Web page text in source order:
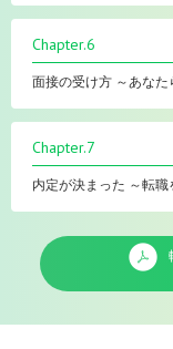
Chapter.6
面接の受け方 ～あなた
Chapter.7
内定が決まった ～転